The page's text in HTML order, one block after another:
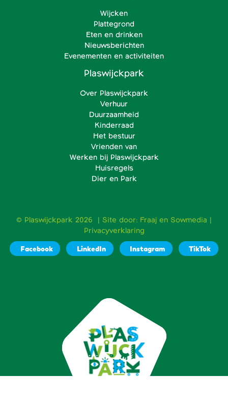
Wijcken
Plattegrond
Eten en drinken
Nieuwsberichten
Evenementen en activiteiten
Plaswijckpark
Over Plaswijckpark
Verhuur
Duurzaamheid
Kinderraad
Het bestuur
Vrienden van
Werken bij Plaswijckpark
Huisregels
Dier en Park
© Plaswijckpark 2026 | Site door: Fraaj en Sowmedia |
Privacyverklaring
Facebook
LinkedIn Instagram TikTok